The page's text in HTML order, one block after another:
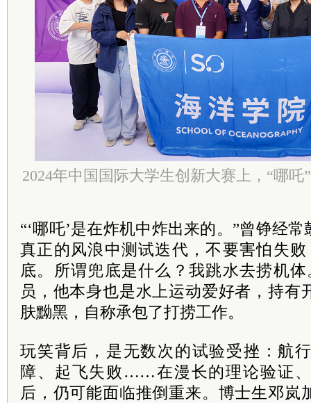
2024年中国国际大学生创新大赛上，“哪
“‘哪吒’是在炸机中炸出来的。”曾铮经
真正的风浪中测试迭代，不要害怕失
底。所谓兜底是什么？我跳水去捞机
员，他本身也是水上运动爱好者，持有
肤黝黑，自称承包了打捞工作。
玩笑背后，是无数次的试验受挫：航
障、起飞失败……在漫长的理论验证
后，仍可能面临推倒重来。博士生邓岚